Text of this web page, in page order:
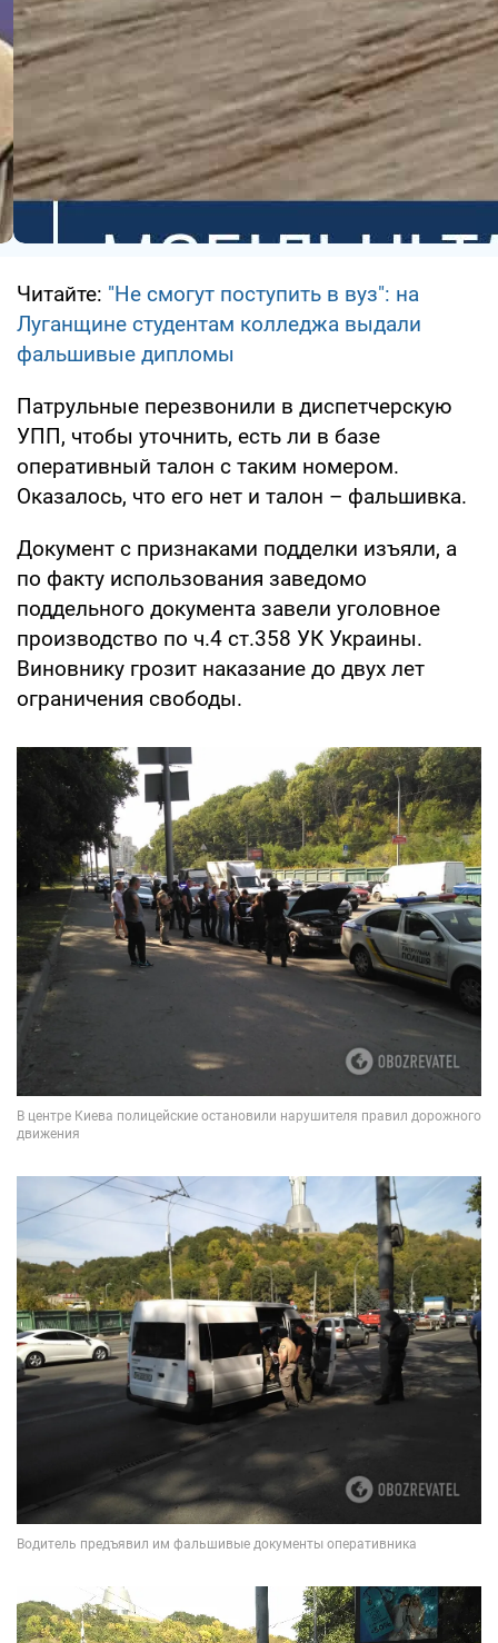
Читайте: "Не смогут поступить в вуз": на
Луганщине студентам колледжа выдали
фальшивые дипломы
Патрульные перезвонили в диспетчерскую
УПП, чтобы уточнить, есть ли в базе
оперативный талон с таким номером.
Оказалось, что его нет и талон – фальшивка.
Документ с признаками подделки изъяли, а
по факту использования заведомо
поддельного документа завели уголовное
производство по ч.4 ст.358 УК Украины.
Виновнику грозит наказание до двух лет
ограничения свободы.